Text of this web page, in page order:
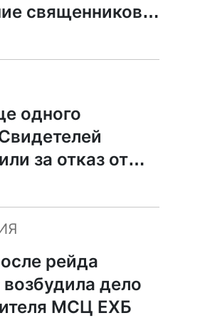
священников
одного
за отказ от
рейда
дело
МСЦ ЕХБ